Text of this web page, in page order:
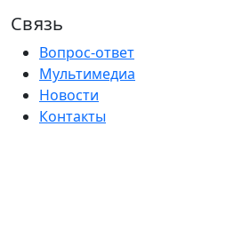
Связь
Вопрос-ответ
Мультимедиа
Новости
Контакты